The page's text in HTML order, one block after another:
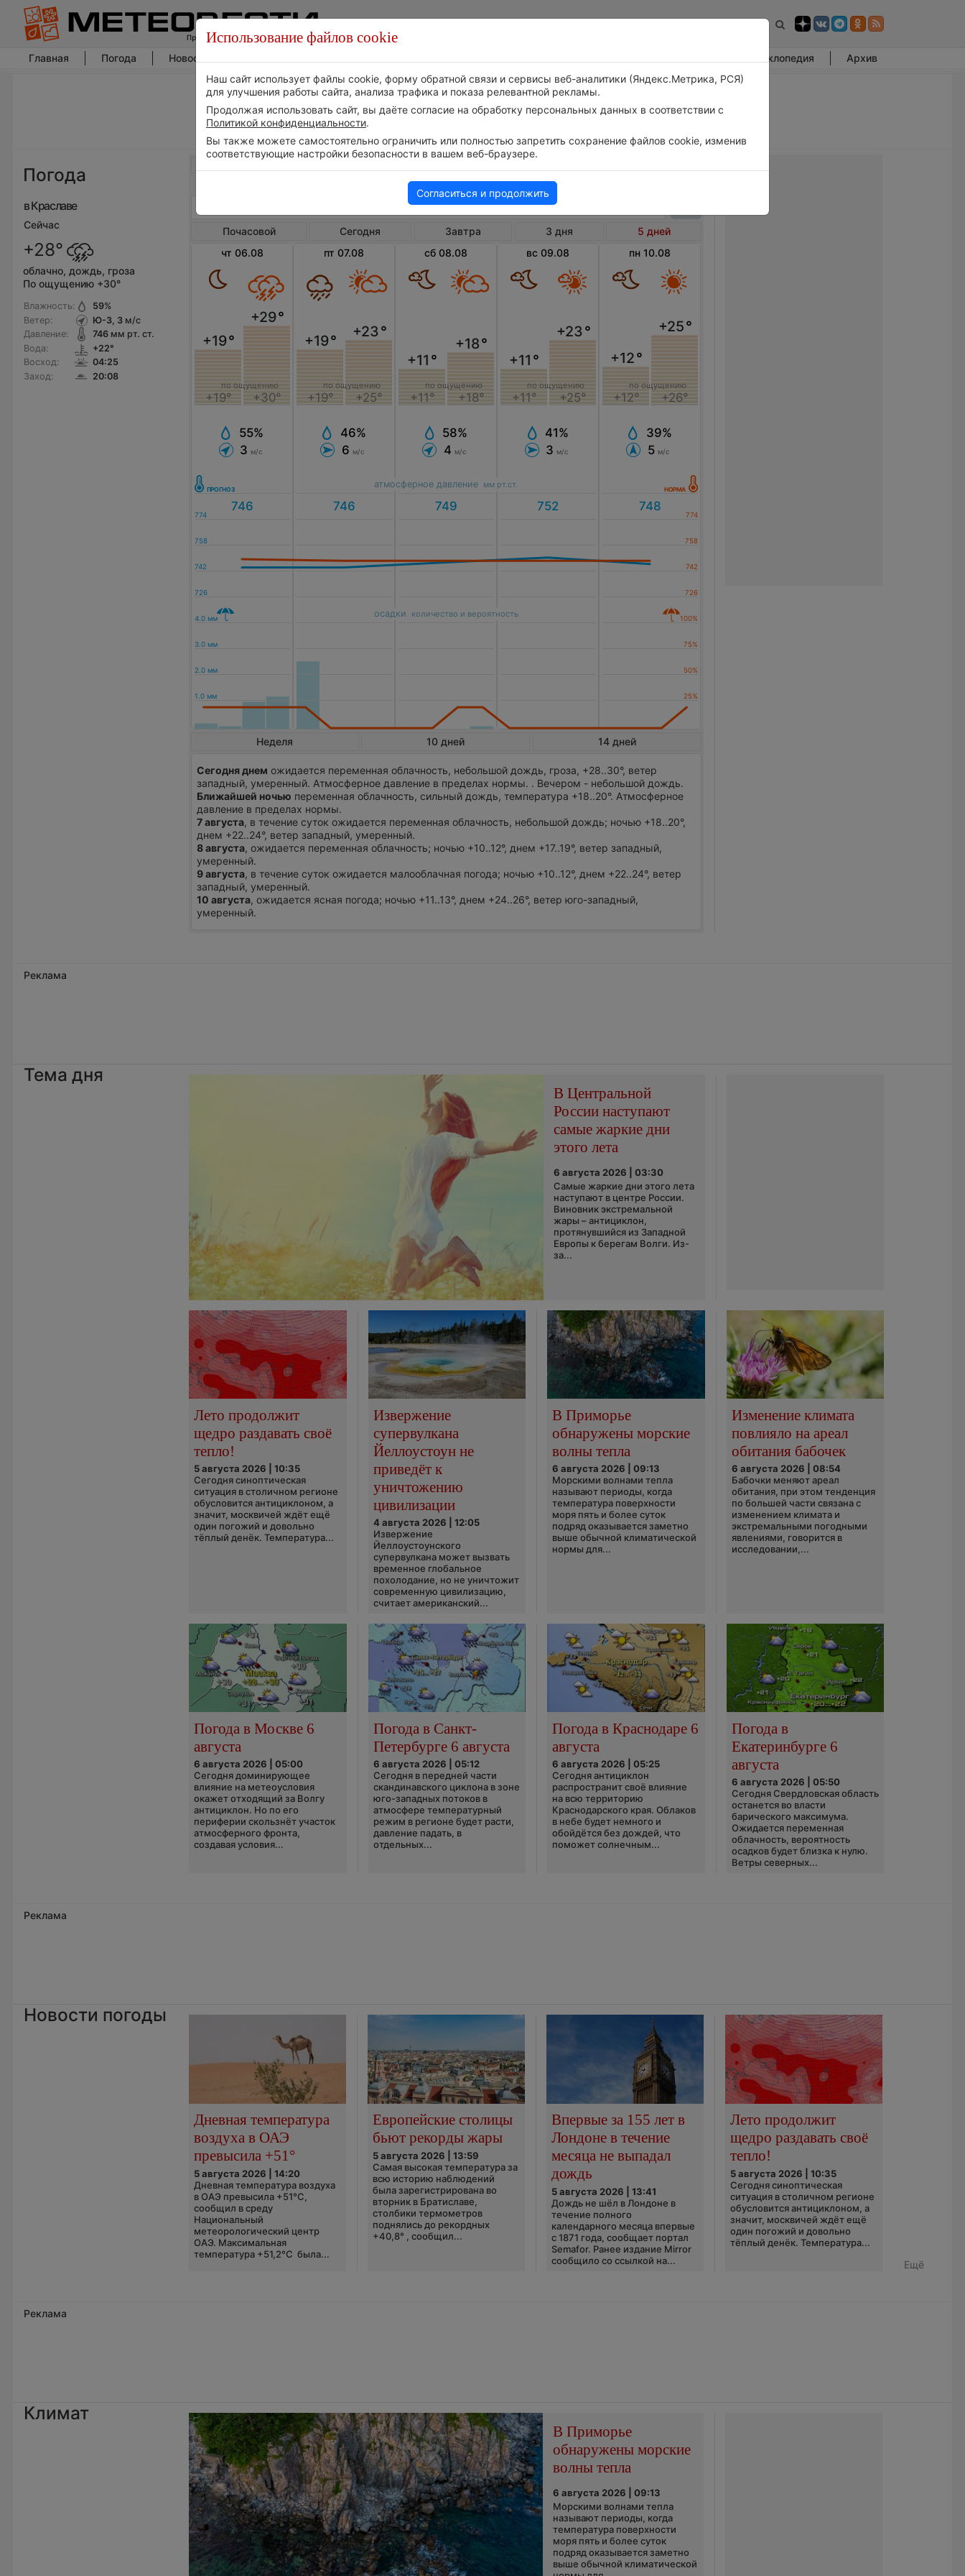
Главная Погода Новости погоды Энциклопедия Архив
Погода
в Краславе
Сейчас
+28°
облачно, дождь, гроза
По ощущению +30°
Влажность:
Ветер:
Давление:
Вода:
Восход:
Заход:
59%
Ю-З, 3м/с
746мм рт. ст.
+22°
04:25
20:08
Погода в Краславе на 5 дней
Почасовой Сегодня Завтра 3 дня
5 дней
чт 06.08
+19°
+19°
+29°
+30°
по ощущению
55%
3 м/с
пт 07.08
+19°
+19°
+23°
+25°
по ощущению
46%
6 м/с
сб 08.08
+11 °
+11°
+18°
+18°
по ощущению
58%
4 м/с
вс 09.08
+11 °
+11°
+23°
+25°
по ощущению
41%
3 м/с
пн 10.08
+12°
+12°
+25°
+26°
по ощущению
39%
5 м/с
атмосферное давление мм рт.ст.
осадки количество и вероятность
Неделя 10 дней 14 дней
Сегодня днем ожидается переменная облачность, небольшой дождь, гроза, +28..30°, ветер
западный, умеренный. Атмосферное давление в пределах нормы. . Вечером - небольшой дождь.
Ближайшей ночью переменная облачность, сильный дождь, температура +18..20°. Атмосферное
давление в пределах нормы.
7 августа, в течение суток ожидается переменная облачность, небольшой дождь; ночью +18..20°,
днем +22..24°, ветер западный, умеренный.
8 августа, ожидается переменная облачность; ночью +10..12°, днем +17..19°, ветер западный,
умеренный.
9 августа, в течение суток ожидается малооблачная погода; ночью +10..12°, днем +22..24°, ветер
западный, умеренный.
10 августа, ожидается ясная погода; ночью +11..13°, днем +24..26°, ветер юго-западный,
умеренный.
Реклама
Тема дня
В Центральной
России наступают
самые жаркие дни
этого лета
6 августа 2026 | 03:30
Самые жаркие дни этого лета
наступают в центре России.
Виновник экстремальной
жары – антициклон,
протянувшийся из Западной
Европы к берегам Волги. Из-
за...
Лето продолжит
щедро раздавать своё
тепло!
5 августа 2026 | 10:35
Сегодня синоптическая
ситуация в столичном регионе
обусловится антициклоном, а
значит, москвичей ждёт ещё
один погожий и довольно
тёплый денёк. Температура...
Извержение
супервулкана
Йеллоустоун не
приведёт к
уничтожению
цивилизации
4 августа 2026 | 12:05
Извержение
Йеллоустоунского
супервулкана может вызвать
временное глобальное
похолодание, но не уничтожит
современную цивилизацию,
считает американский...
В Приморье
обнаружены морские
волны тепла
6 августа 2026 | 09:13
Морскими волнами тепла
называют периоды, когда
температура поверхности
моря пять и более суток
подряд оказывается заметно
выше обычной климатической
нормы для...
Изменение климата
повлияло на ареал
обитания бабочек
6 августа 2026 | 08:54
Бабочки меняют ареал
обитания, при этом тенденция
по большей части связана с
изменением климата и
экстремальными погодными
явлениями, говорится в
исследовании,...
Погода в Москве 6
августа
6 августа 2026 | 05:00
Сегодня доминирующее
влияние на метеоусловия
окажет отходящий за Волгу
антициклон. Но по его
периферии скользнёт участок
атмосферного фронта,
создавая условия...
Погода в Санкт-
Петербурге 6 августа
6 августа 2026 | 05:12
Сегодня в передней части
скандинавского циклона в зоне
юго-западных потоков в
атмосфере температурный
режим в регионе будет расти,
давление падать, в
отдельных...
Погода в Краснодаре 6
августа
6 августа 2026 | 05:25
Сегодня антициклон
распространит своё влияние
на всю территорию
Краснодарского края. Облаков
в небе будет немного и
обойдётся без дождей, что
поможет солнечным...
Погода в
Екатеринбурге 6
августа
6 августа 2026 | 05:50
Сегодня Свердловская область
останется во власти
барического максимума.
Ожидается переменная
облачность, вероятность
осадков будет близка к нулю.
Ветры северных...
Реклама
Новости погоды
Дневная температура
воздуха в ОАЭ
превысила +51°
5 августа 2026 | 14:20
Дневная температура воздуха
в ОАЭ превысила +51°C,
сообщил в среду
Национальный
метеорологический центр
ОАЭ. Максимальная
температура +51,2°C была...
Европейские столицы
бьют рекорды жары
5 августа 2026 | 13:59
Самая высокая температура за
всю историю наблюдений
была зарегистрирована во
вторник в Братиславе,
столбики термометров
поднялись до рекордных
+40,8° , сообщил...
Впервые за 155 лет в
Лондоне в течение
месяца не выпадал
дождь
5 августа 2026 | 13:41
Дождь не шёл в Лондоне в
течение полного
календарного месяца впервые
с 1871 года, сообщает портал
Semafor. Ранее издание Mirror
сообщило со ссылкой на...
Лето продолжит
щедро раздавать своё
тепло!
5 августа 2026 | 10:35
Сегодня синоптическая
ситуация в столичном регионе
обусловится антициклоном, а
значит, москвичей ждёт ещё
один погожий и довольно
тёплый денёк. Температура...
Ещё
Реклама
Климат
В Приморье
обнаружены морские
волны тепла
6 августа 2026 | 09:13
Морскими волнами тепла
называют периоды, когда
температура поверхности
моря пять и более суток
подряд оказывается заметно
выше обычной климатической
Использование файлов cookie
Наш сайт использует файлы cookie, форму обратной связи и сервисы веб-аналитики (Яндекс.Метрика, РСЯ)
для улучшения работы сайта, анализа трафика и показа релевантной рекламы.
Продолжая использовать сайт, вы даёте согласие на обработку персональных данных в соответствии с
Политикой конфиденциальности.
Вы также можете самостоятельно ограничить или полностью запретить сохранение файлов cookie, изменив
соответствующие настройки безопасности в вашем веб-браузере.
Согласиться и продолжить